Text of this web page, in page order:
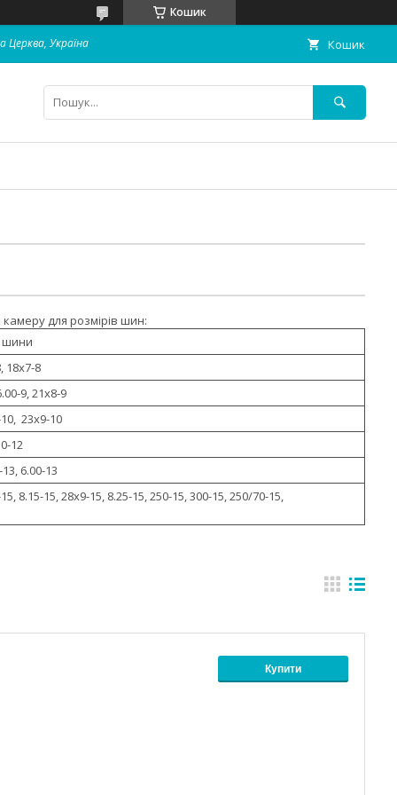
Кошик
Церква, Україна Кошик
для розмірів шин:
шини
18x7-8
9, 21x8-9
23x9-10
12
6.00-13
8.15-15, 28x9-15, 8.25-15, 250-15, 300-15, 250/70-15,
Купити